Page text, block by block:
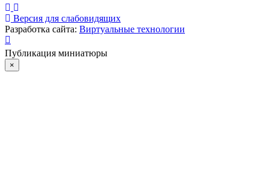
Версия для слабовидящих
Разработка сайта: Виртуальные технологии
Публикация миниатюры
×